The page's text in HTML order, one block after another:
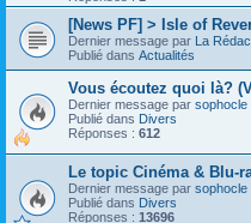
[News PF] > Isle of
Dernier message par La
Publié dans Actualités
Vous écoutez quoi là?
Dernier message par sophocle
Publié dans Divers
Réponses : 612
Le topic Cinéma & Blu-
Dernier message par sophocle
Publié dans Divers
Réponses : 13696